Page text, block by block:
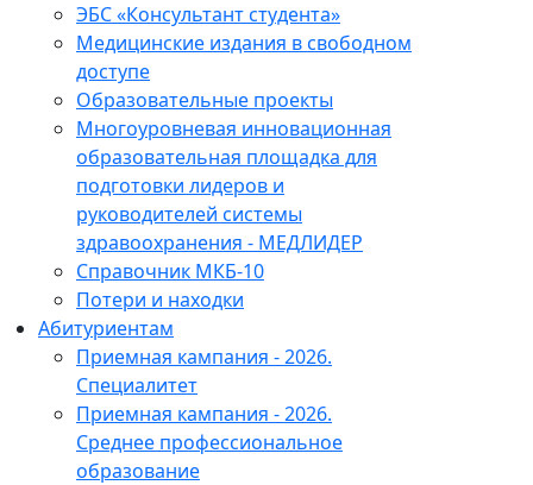
ЭБС «Консультант студента»
Медицинские издания в свободном
доступе
Образовательные проекты
Многоуровневая инновационная
образовательная площадка для
подготовки лидеров и
руководителей системы
здравоохранения - МЕДЛИДЕР
Справочник МКБ-10
Потери и находки
Абитуриентам
Приемная кампания - 2026.
Специалитет
Приемная кампания - 2026.
Среднее профессиональное
образование